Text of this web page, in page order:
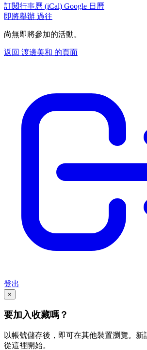
訂閱行事曆 (iCal) Google 日曆
即將舉辦 過往
尚無即將參加的活動。
返回 渡邊美和 的頁面
登出
×
要加入收藏嗎？
以帳號儲存後，即可在其他裝置瀏覽。新
從這裡開始。